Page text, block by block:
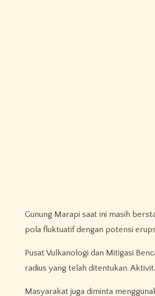
Gunung Marapi saat ini masih
pola fluktuatif dengan potensi
Pusat Vulkanologi dan Mitigasi
radius yang telah ditentukan.
Masyarakat juga diminta